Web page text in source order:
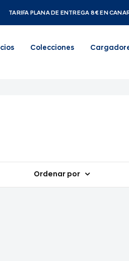
TARIFA PLANA DE ENTREGA 8€ EN
Colecciones
Ordenar por